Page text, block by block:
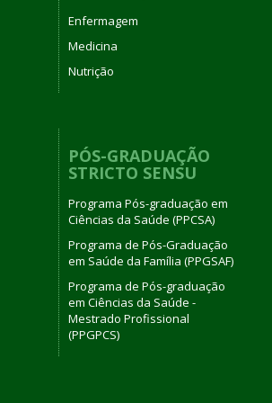
Enfermagem
Medicina
Nutrição
PÓS-GRADUAÇÃO
STRICTO SENSU
Programa Pós-graduação em
Ciências da Saúde (PPCSA)
Programa de Pós-Graduação
em Saúde da Família (PPGSAF)
Programa de Pós-graduação
em Ciências da Saúde -
Mestrado Profissional
(PPGPCS)